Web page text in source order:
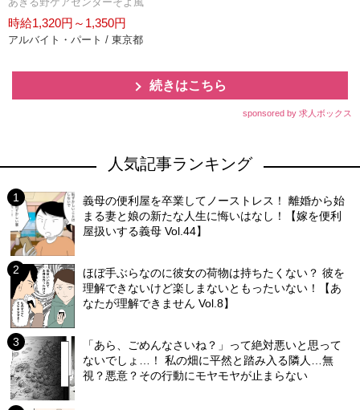
時給1,320円～1,350円
アルバイト・パート / 東京都
続きはこちら
sponsored by 求人ボックス
人気記事ランキング
義母の便利屋を卒業してノーストレス！ 離婚から始
まる妻と娘の新たな人生に悔いはなし！【嫁を便利
屋扱いする義母 Vol.44】
ほぼ手ぶらなのに彼女の荷物は持ちたくない？ 彼を
理解できないけど楽しまないともったいない！【あ
なたが理解できません Vol.8】
「あら、ごめんなさいね？」って絶対悪いと思って
ないでしょ…！ 私の畑に平然と踏み入る隣人…無
視？悪意？その行動にモヤモヤが止まらない